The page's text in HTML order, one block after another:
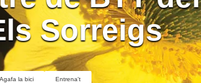
Sorreigs
Agafa la bici Entrena't